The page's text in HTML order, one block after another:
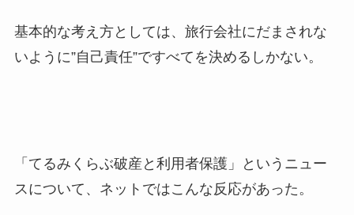
基本的な考え方としては、旅行会社にだまされな
いように”自己責任”ですべてを決めるしかない。
「てるみくらぶ破産と利用者保護」というニュー
スについて、ネットではこんな反応があった。